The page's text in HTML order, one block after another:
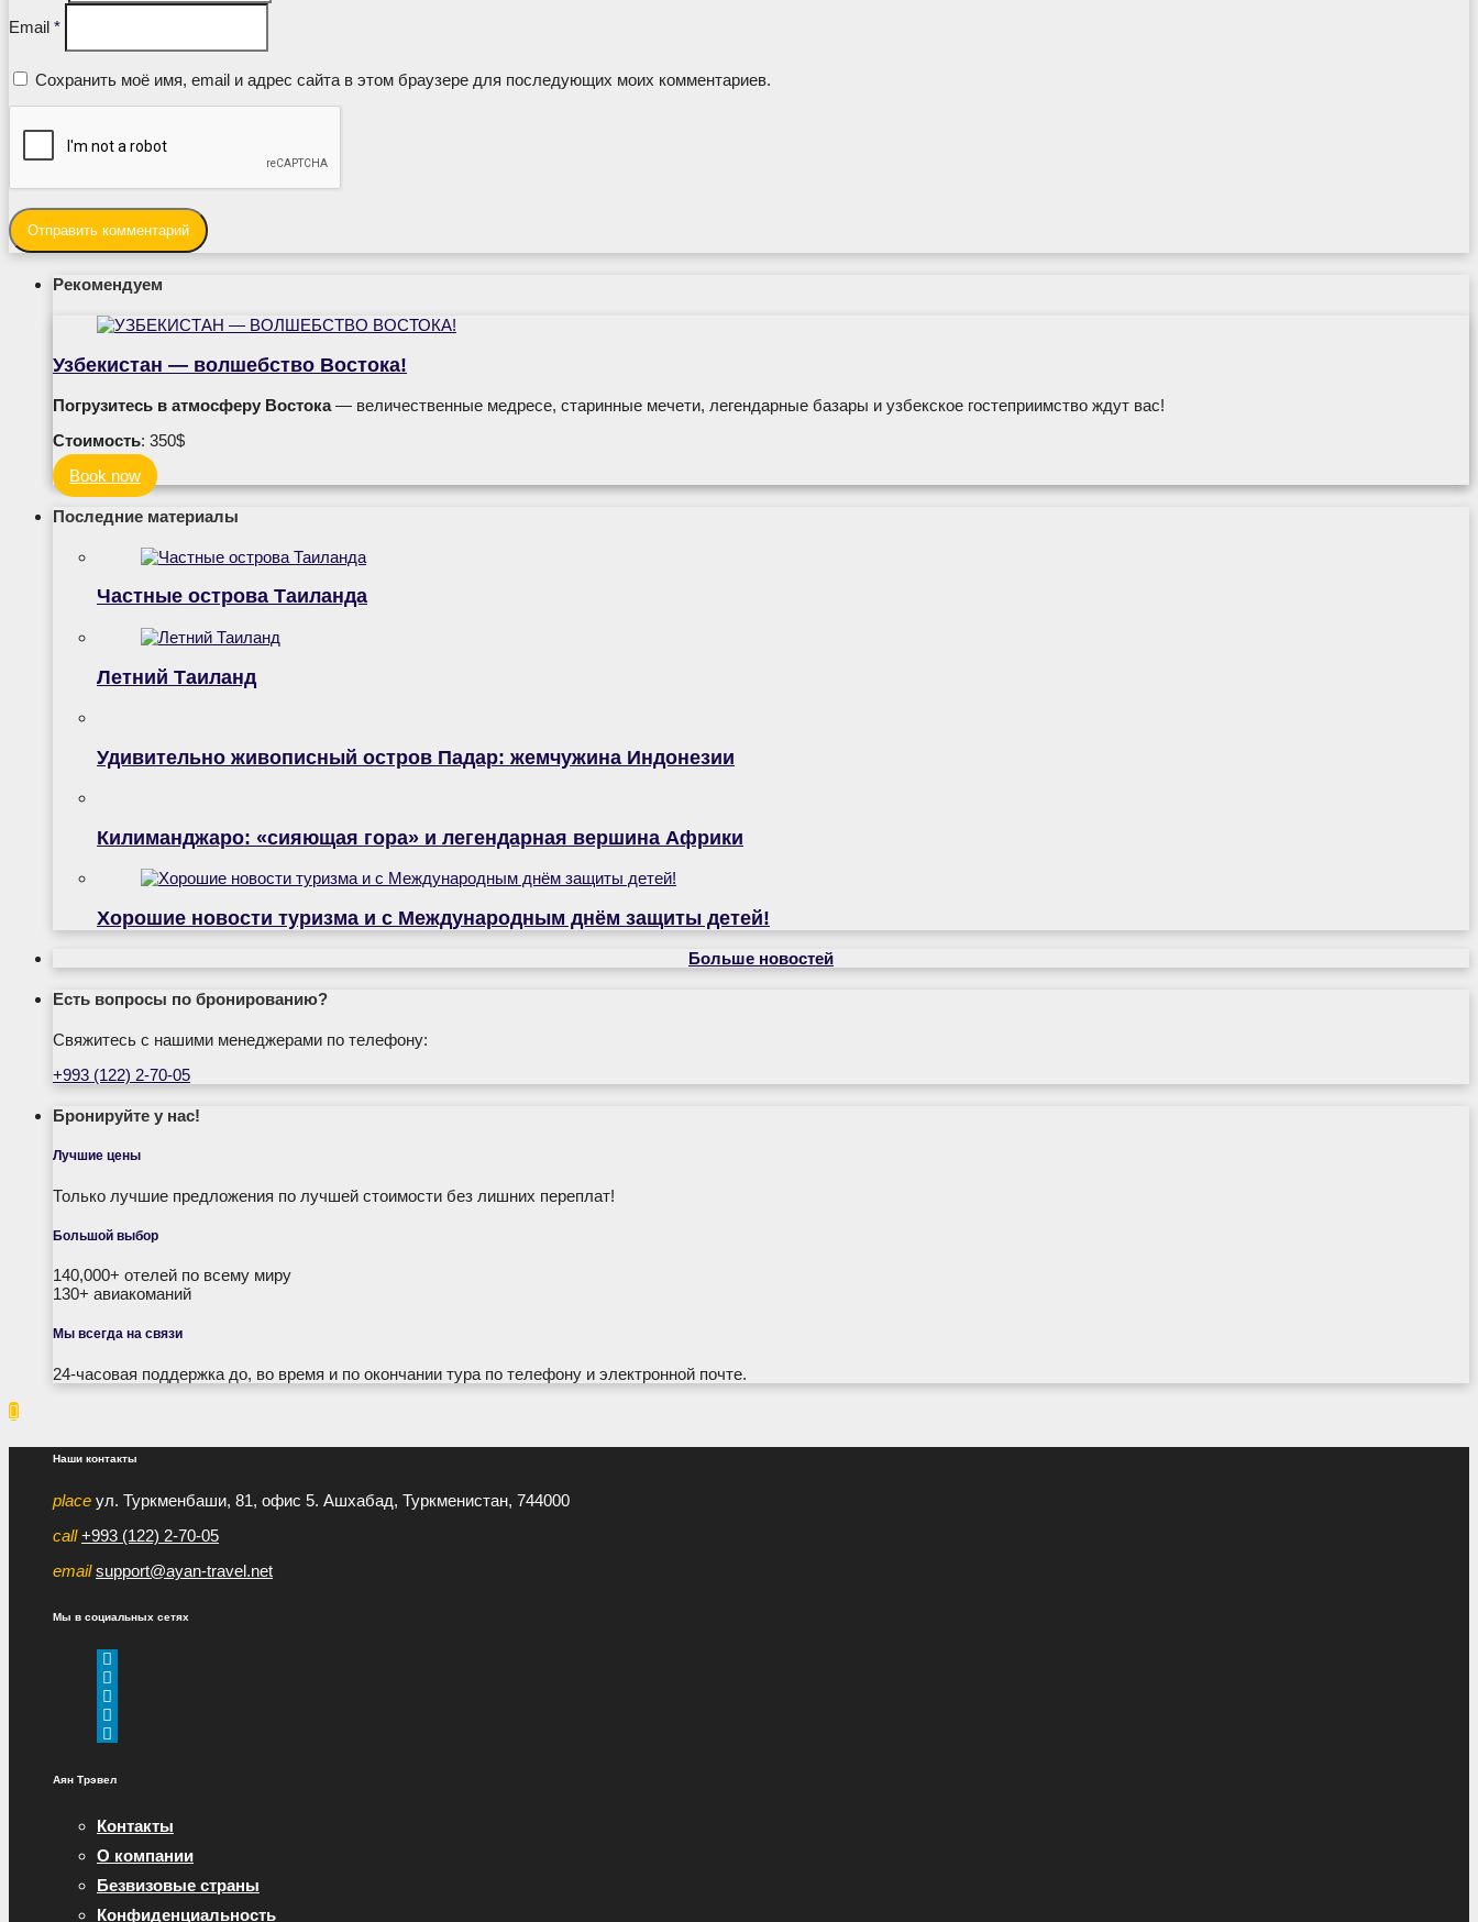
Email *
Сохранить моё имя, email и адрес сайта в этом браузере для последующих моих комментариев.
Рекомендуем
Узбекистан — волшебство Востока!
Погрузитесь в атмосферу Востока— величественные медресе, старинные мечети, легендарные базары и узбекское гостеприимство ждут вас!
Стоимость: 350$
Book now
Последние материалы
Частные острова Таиланда
Летний Таиланд
Удивительно живописный остров Падар: жемчужина Индонезии
Килиманджаро: «сияющая гора» и легендарная вершина Африки
Хорошие новости туризма и с Международным днём защиты детей!
Больше новостей
Есть вопросы по бронированию?
Свяжитесь с нашими менеджерами по телефону:
+993 (122) 2-70-05
Бронируйте у нас!
Лучшие цены
Только лучшие предложения по лучшей стоимости без лишних переплат!
Большой выбор
140,000+ отелей по всему миру
130+ авиакоманий
Мы всегда на связи
24-часовая поддержка до, во время и по окончании тура по телефону и электронной почте.

Наши контакты
place ул. Туркменбаши, 81, офис 5. Ашхабад, Туркменистан, 744000
call +993 (122) 2-70-05
email support@ayan-travel.net
Мы в социальных сетях
Аян Трэвел
Контакты
О компании
Безвизовые страны
Конфиденциальность